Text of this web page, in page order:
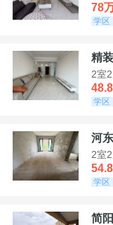
78
学区
精
2室
学区
河
2室
学区
简